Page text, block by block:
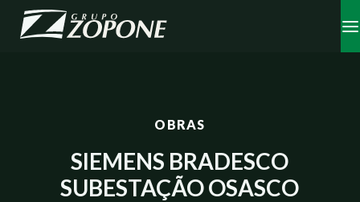
OBRAS
SIEMENS BRADESCO
SUBESTAÇÃO OSASCO